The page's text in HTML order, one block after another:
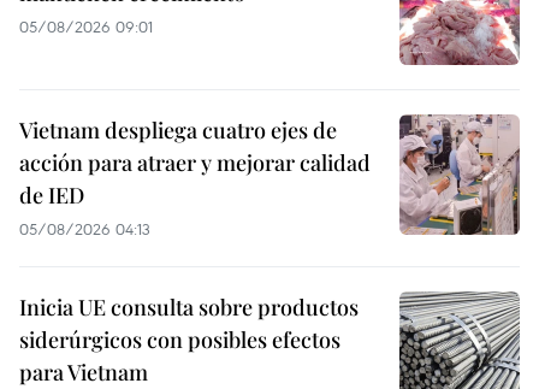
05/08/2026 09:01
Vietnam despliega cuatro ejes de
acción para atraer y mejorar calidad
de IED
05/08/2026 04:13
Inicia UE consulta sobre productos
siderúrgicos con posibles efectos
para Vietnam